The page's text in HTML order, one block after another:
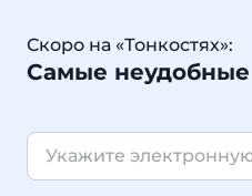
Скоро на «Тонкостях»:
Самые неудобные